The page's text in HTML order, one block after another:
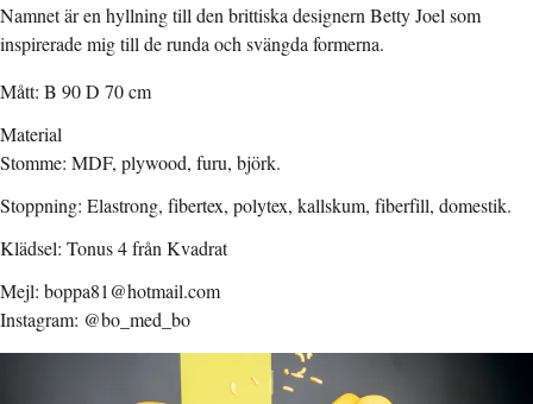
Namnet är en hyllning till den brittiska designern Betty Joel som
inspirerade mig till de runda och svängda formerna.
Mått: B 90 D 70 cm
Material
Stomme: MDF, plywood, furu, björk.
Stoppning: Elastrong, fibertex, polytex, kallskum, fiberfill, domestik.
Klädsel: Tonus 4 från Kvadrat
Mejl: boppa81@hotmail.com
Instagram: @bo_med_bo